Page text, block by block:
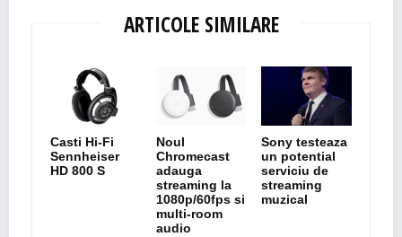
ARTICOLE SIMILARE
Casti Hi-Fi
Sennheiser
HD 800 S
Noul
Chromecast
adauga
streaming la
1080p/60fps si
multi-room
audio
Sony testeaza
un potential
serviciu de
streaming
muzical